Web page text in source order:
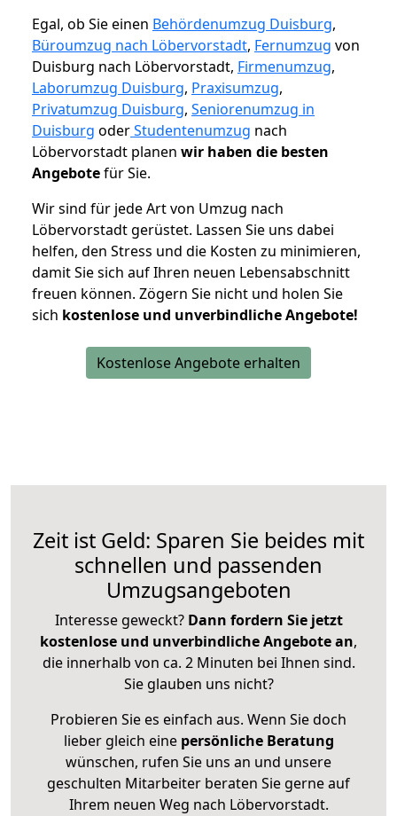
Egal, ob Sie einen Behördenumzug Duisburg,
Büroumzug nach Löbervorstadt, Fernumzug von
Duisburg nach Löbervorstadt, Firmenumzug,
Laborumzug Duisburg, Praxisumzug,
Privatumzug Duisburg, Seniorenumzug in
Duisburg oderStudentenumzug nach
Löbervorstadt planen wir haben die besten
Angebotefür Sie.
Wir sind für jede Art von Umzug nach
Löbervorstadt gerüstet. Lassen Sie uns dabei
helfen, den Stress und die Kosten zu minimieren,
damit Sie sich auf Ihren neuen Lebensabschnitt
freuen können. Zögern Sie nicht und holen Sie
sich kostenlose und unverbindliche Angebote!
Kostenlose Angebote erhalten
Zeit ist Geld: Sparen Sie beides mit
schnellen und passenden
Umzugsangeboten
Interesse geweckt? Dann fordern Sie jetzt
kostenlose und unverbindliche Angebote an,
die innerhalb von ca. 2 Minuten bei Ihnen sind.
Sie glauben uns nicht?
Probieren Sie es einfach aus. Wenn Sie doch
lieber gleich eine persönliche Beratung
wünschen, rufen Sie uns an und unsere
geschulten Mitarbeiter beraten Sie gerne auf
Ihrem neuen Weg nach Löbervorstadt.